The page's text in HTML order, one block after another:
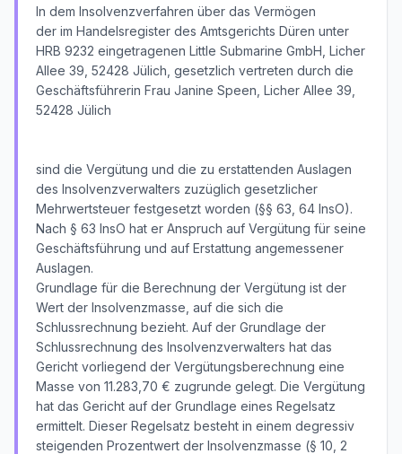
In dem Insolvenzverfahren über das Vermögen
der im Handelsregister des Amtsgerichts Düren unter
HRB 9232 eingetragenen Little Submarine GmbH, Licher
Allee 39, 52428 Jülich, gesetzlich vertreten durch die
Geschäftsführerin Frau Janine Speen, Licher Allee 39,
52428 Jülich
sind die Vergütung und die zu erstattenden Auslagen
des Insolvenzverwalters zuzüglich gesetzlicher
Mehrwertsteuer festgesetzt worden (§§ 63, 64 InsO).
Nach § 63 InsO hat er Anspruch auf Vergütung für seine
Geschäftsführung und auf Erstattung angemessener
Auslagen.
Grundlage für die Berechnung der Vergütung ist der
Wert der Insolvenzmasse, auf die sich die
Schlussrechnung bezieht. Auf der Grundlage der
Schlussrechnung des Insolvenzverwalters hat das
Gericht vorliegend der Vergütungsberechnung eine
Masse von 11.283,70 € zugrunde gelegt. Die Vergütung
hat das Gericht auf der Grundlage eines Regelsatz
ermittelt. Dieser Regelsatz besteht in einem degressiv
steigenden Prozentwert der Insolvenzmasse (§ 10, 2